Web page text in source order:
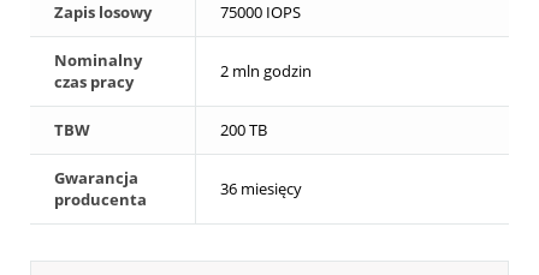
Zapis losowy 75000 IOPS
Nominalny
czas pracy
2 mln godzin
TBW 200 TB
Gwarancja
producenta
36 miesięcy